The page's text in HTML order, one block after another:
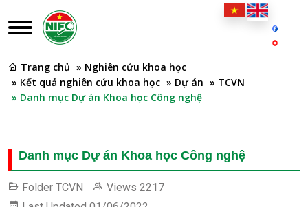
Trang chủ » Nghiên cứu khoa học
» Kết quả nghiên cứu khoa học » Dự án » TCVN
» Danh mục Dự án Khoa học Công nghệ
Danh mục Dự án Khoa học Công nghệ
Folder TCVN Views 2217